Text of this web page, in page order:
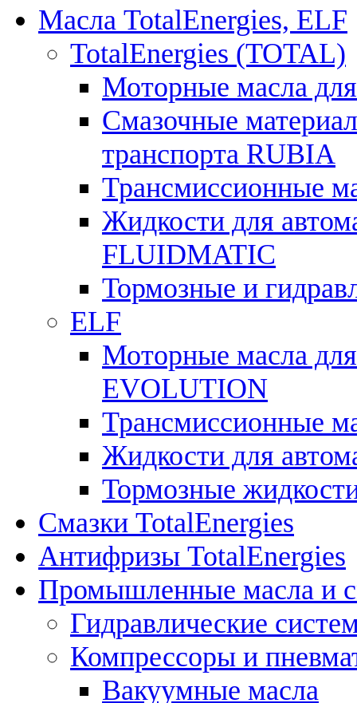
Масла TotalEnergies, ELF
TotalEnergies (TOTAL)
Моторные масла
Смазочные
транспорта RUBIA
Трансмиссионные
Жидкости для
FLUIDMATIC
Тормозные и
ELF
Моторные масла
EVOLUTION
Трансмиссионные
Жидкости для
Тормозные
Смазки TotalEnergies
Антифризы TotalEnergies
Промышленные масла и
Гидравлические
Компрессоры и
Вакуумные масла